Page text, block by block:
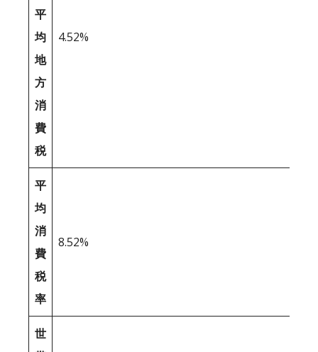
平
均
地
方
消
費
税
4.52%
平
均
消
費
税
率
8.52%
世